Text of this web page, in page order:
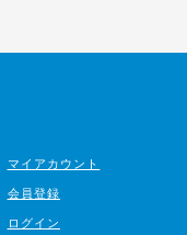
マイアカウント
会員登録
ログイン